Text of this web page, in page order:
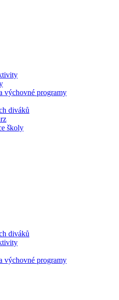
výchovné programy
diváků
školy
diváků
výchovné programy